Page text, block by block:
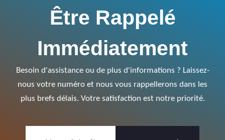
Être Rappelé
Immédiatement
Besoin d'assistance ou de plus d'informations ? Laissez-
nous votre numéro et nous vous rappellerons dans les
plus brefs délais. Votre satisfaction est notre priorité.